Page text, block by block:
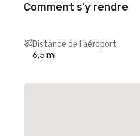
Comment s'y rendre
Distance de l'aéroport
6.5 mi